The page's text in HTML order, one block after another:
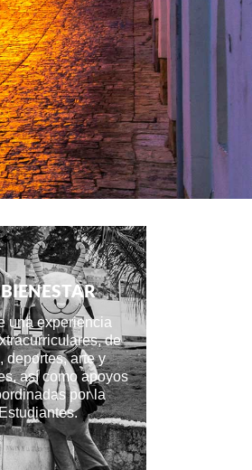
una experiencia
de
deportes, arte y
así como apoyos
por la